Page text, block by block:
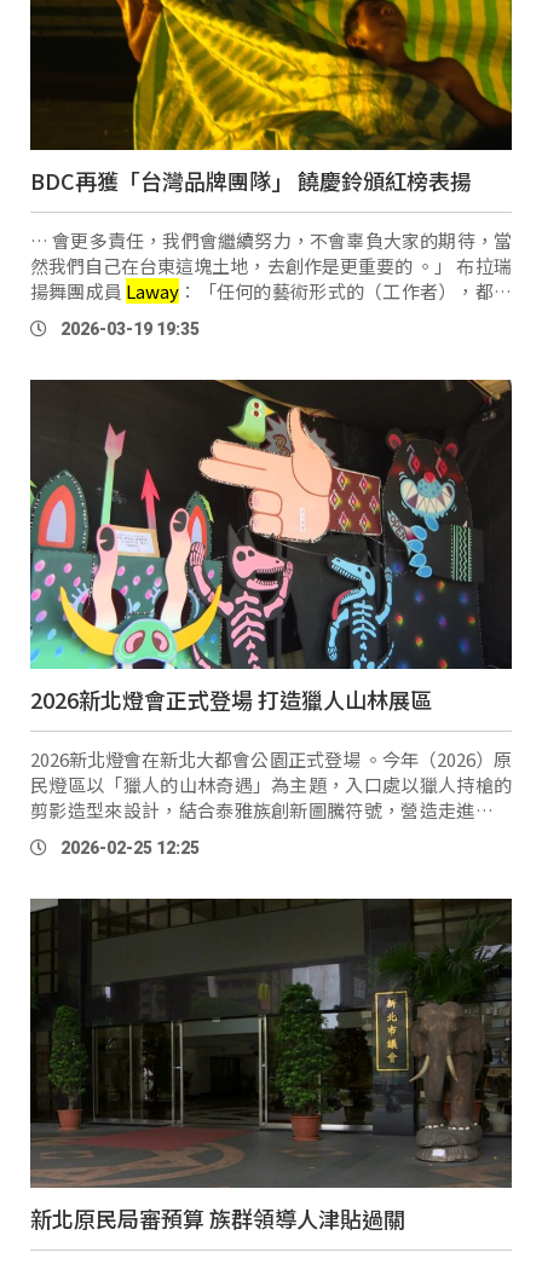
BDC再獲「台灣品牌團隊」 饒慶鈴頒紅榜表揚
… 會更多責任，我們會繼續努力，不會辜負大家的期待，當
然我們自己在台東這塊土地，去創作是更重要的 。」 布拉瑞
揚舞團成員 Laway ：「任何的藝術形式的（工作者），都要
一起加油，不管有沒有成為品牌團隊，我們都在為台灣，在
為原民，在為在地，去做能量的發 …
2026-03-19 19:35
2026新北燈會正式登場 打造獵人山林展區
2026新北燈會在新北大都會公園正式登場 。今年（2026）原
民燈區以「獵人的山林奇遇」為主題，入口處以獵人持槍的
剪影造型來設計，結合泰雅族創新圖騰符號，營造走進奇幻
森林的氛圍 。 新北市原民局長 Siku
「你可以在展區裡面看到，我們有山豬 …
2026-02-25 12:25
新北原民局審預算 族群領導人津貼過關